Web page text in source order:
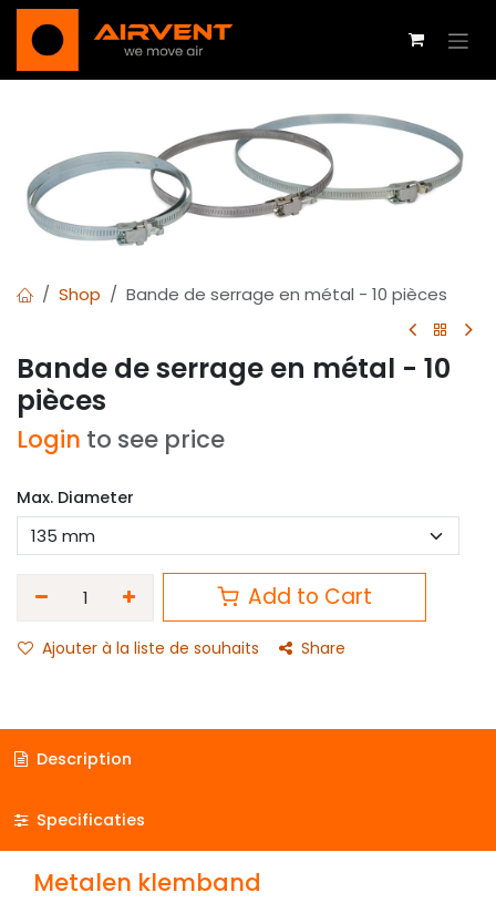
Se rendre au contenu
Shop Bande de serrage en métal - 10 pièces
Bande de serrage en métal - 10
pièces
Login to see price
Max. Diameter
Add to Cart
Ajouter à la liste de souhaits Share
Description
Specificaties
Metalen klemband